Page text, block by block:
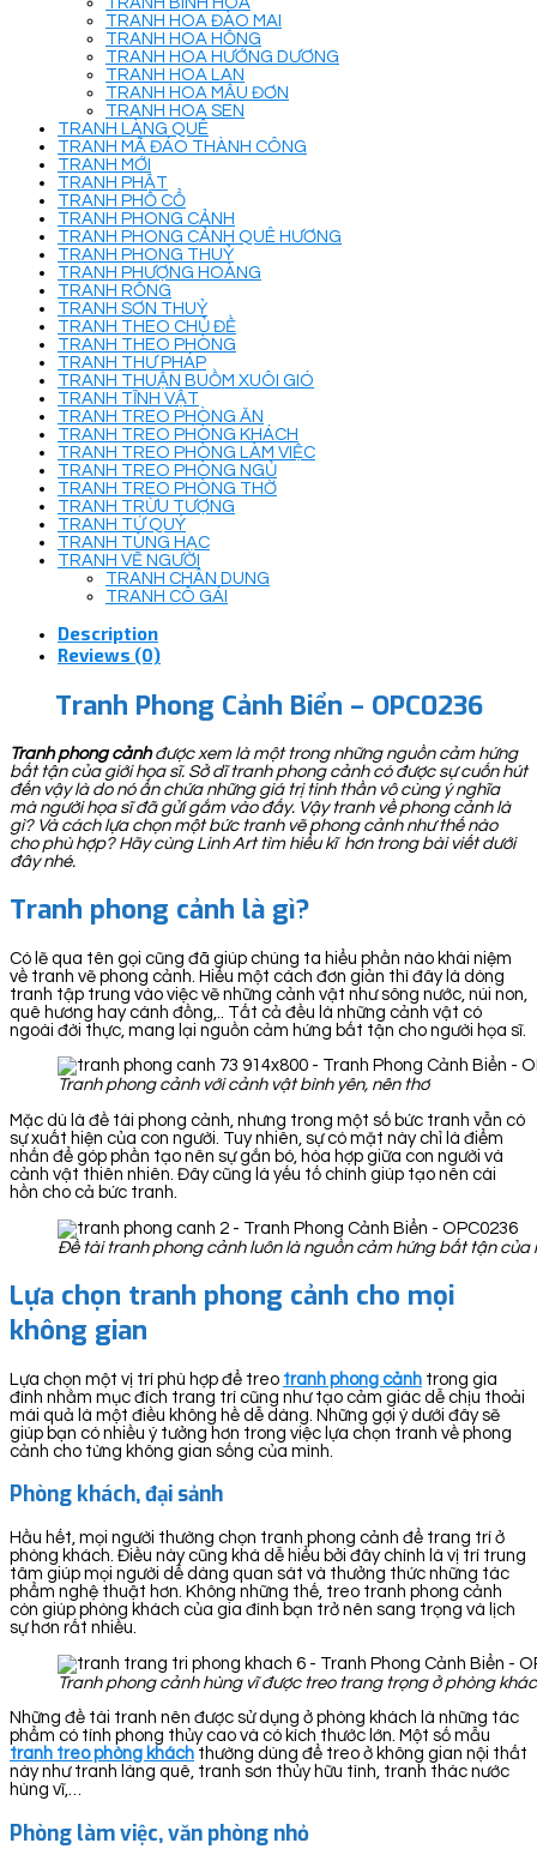
TRANH HOA ĐÀO MAI
TRANH HOA HỒNG
TRANH HOA HƯỚNG DƯƠNG
TRANH HOA LAN
TRANH HOA MẪU ĐƠN
TRANH HOA SEN
TRANH LÀNG QUÊ
TRANH MÃ ĐÁO THÀNH CÔNG
TRANH MỚI
TRANH PHẬT
TRANH PHỐ CỔ
TRANH PHONG CẢNH
TRANH PHONG CẢNH QUÊ HƯƠNG
TRANH PHONG THUỶ
TRANH PHƯỢNG HOÀNG
TRANH RỒNG
TRANH SƠN THUỶ
TRANH THEO CHỦ ĐỀ
TRANH THEO PHÒNG
TRANH THƯ PHÁP
TRANH THUẬN BUỒM XUÔI GIÓ
TRANH TĨNH VẬT
TRANH TREO PHÒNG ĂN
TRANH TREO PHÒNG KHÁCH
TRANH TREO PHÒNG LÀM VIỆC
TRANH TREO PHÒNG NGỦ
TRANH TREO PHÒNG THỜ
TRANH TRỪU TƯỢNG
TRANH TỨ QUÝ
TRANH TÙNG HẠC
TRANH VẼ NGƯỜI
TRANH CHÂN DUNG
TRANH CÔ GÁI
Description
Reviews (0)
Tranh Phong Cảnh Biển – OPC0236
Tranh phong cảnhđược xem là một trong những nguồn cảm hứng
bất tận của giới họa sĩ. Sở dĩ tranh phong cảnh có được sự cuốn hút
đến vậy là do nó ẩn chứa những giá trị tinh thần vô cùng ý nghĩa
mà người họa sĩ đã gửi gắm vào đấy. Vậy tranh về phong cảnh là
gì? Và cách lựa chọn một bức tranh vẽ phong cảnh như thế nào
cho phù hợp? Hãy cùng Linh Art tìm hiểu kĩ hơn trong bài viết dưới
đây nhé.
Tranh phong cảnh là gì?
Có lẽ qua tên gọi cũng đã giúp chúng ta hiểu phần nào khái niệm
về tranh vẽ phong cảnh. Hiểu một cách đơn giản thì đây là dòng
tranh tập trung vào việc vẽ những cảnh vật như sông nước, núi non,
quê hương hay cánh đồng,.. Tất cả đều là những cảnh vật có
ngoài đời thực, mang lại nguồn cảm hứng bất tận cho người họa sĩ.
Tranh phong cảnh với cảnh vật bình yên, nên thơ
Mặc dù là đề tài phong cảnh, nhưng trong một số bức tranh vẫn có
sự xuất hiện của con người. Tuy nhiên, sự có mặt này chỉ là điểm
nhấn để góp phần tạo nên sự gắn bó, hòa hợp giữa con người và
cảnh vật thiên nhiên. Đây cũng là yếu tố chính giúp tạo nên cái
hồn cho cả bức tranh.
Đề tài tranh phong cảnh luôn là nguồn cảm hứng bất tận của
Lựa chọn tranh phong cảnh cho mọi
không gian
Lựa chọn một vị trí phù hợp để treo tranh phong cảnh trong gia
đình nhằm mục đích trang trí cũng như tạo cảm giác dễ chịu thoải
mái quả là một điều không hề dễ dàng. Những gợi ý dưới đây sẽ
giúp bạn có nhiều ý tưởng hơn trong việc lựa chọn tranh về phong
cảnh cho từng không gian sống của mình.
Phòng khách, đại sảnh
Hầu hết, mọi người thường chọn tranh phong cảnh để trang trí ở
phòng khách. Điều này cũng khá dễ hiểu bởi đây chính là vị trí trung
tâm giúp mọi người dễ dàng quan sát và thưởng thức những tác
phẩm nghệ thuật hơn. Không những thế, treo tranh phong cảnh
còn giúp phòng khách của gia đình bạn trở nên sang trọng và lịch
sự hơn rất nhiều.
Tranh phong cảnh hùng vĩ được treo trang trọng ở phòng
Những đề tài tranh nên được sử dụng ở phòng khách là những tác
phẩm có tính phong thủy cao và có kích thước lớn. Một số mẫu
tranh treo phòng khách thường dùng để treo ở không gian nội thất
này như tranh làng quê, tranh sơn thủy hữu tình, tranh thác nước
hùng vĩ,…
Phòng làm việc, văn phòng nhỏ